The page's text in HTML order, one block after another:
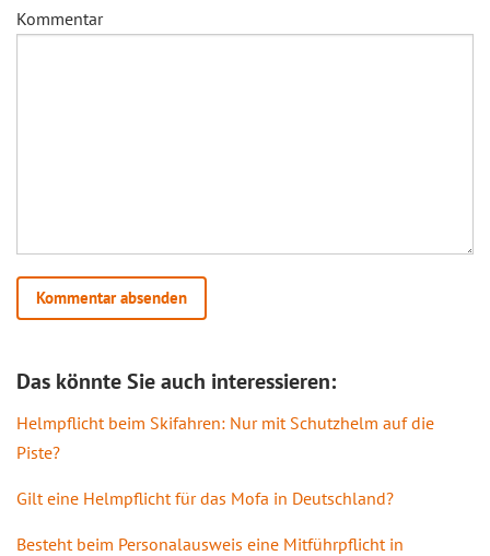
Kommentar
Das könnte Sie auch interessieren:
Helmpflicht beim Skifahren: Nur mit Schutzhelm auf die
Piste?
Gilt eine Helmpflicht für das Mofa in Deutschland?
Besteht beim Personalausweis eine Mitführpflicht in